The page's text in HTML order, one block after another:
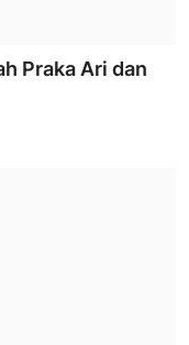
Praka Ari dan